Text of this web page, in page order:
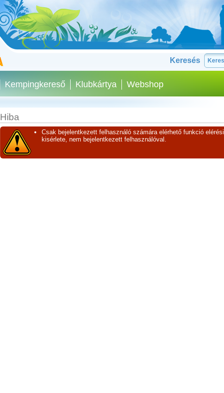
Keresés
Kempingkereső Klubkártya Webshop
Hiba
Csak bejelentkezett felhasználó számára elérhető funkció elérési
kisérlete, nem bejelentkezett felhasználóval.